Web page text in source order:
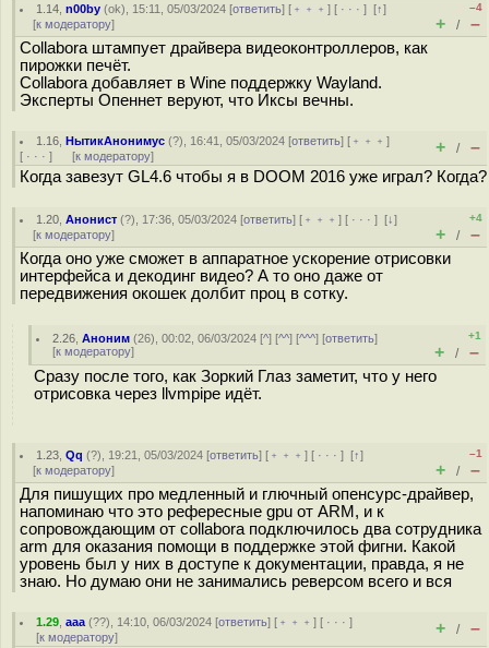
1.14 ,n00by (ok), 15:11, 05/03/2024 [ответить] [ ﹢﹢﹢] [ · · ·][↑]
[к модератору]
–4
+ / –
Collabora штампует драйвера видеоконтроллеров, как
пирожки печёт.
Collabora добавляет в Wine поддержку Wayland.
Эксперты Опеннет веруют, что Иксы вечны.
1.16 ,НытикАнонимус (?), 16:41, 05/03/2024 [ответить] [ ﹢﹢﹢]
[ · · · ] [к модератору] + / –
Когда завезут GL4.6 чтобы я в DOOM 2016 уже играл? Когда?
1.20 ,Анонист (?), 17:36, 05/03/2024 [ответить] [ ﹢﹢﹢] [ · · ·][↓]
[к модератору]
+4
+ / –
Когда оно уже сможет в аппаратное ускорение отрисовки
интерфейса и декодинг видео? А то оно даже от
передвижения окошек дoлбит пpoц в coтку.
2.26 ,Аноним (26), 00:02, 06/03/2024 [^] [^^] [^^^] [ответить]
[к модератору]
+1
+ / –
Сразу после того, как Зоркий Глаз заметит, что у него
отрисовка через llvmpipe идёт.
1.23 ,Qq (?), 19:21, 05/03/2024 [ответить] [ ﹢﹢﹢] [ · · ·][↑]
[к модератору]
–1
+ / –
Для пишущих про медленный и глючный опенсурс-драйвер,
напоминаю что это рефересные gpu от ARM, и к
сопровождающим от collabora подключилось два сотрудника
arm для оказания помощи в поддержке этой фигни. Какой
уровень был у них в доступе к документации, правда, я не
знаю. Но думаю они не занимались реверсом всего и вся
1.29 ,aaa (??), 14:10, 06/03/2024 [ответить] [ ﹢﹢﹢] [ · · ·]
[к модератору] + / –